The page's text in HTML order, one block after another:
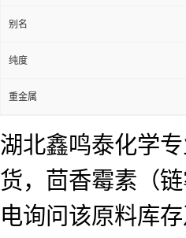
别名
纯度
重金属
湖北鑫鸣泰化学
货，茴香霉素（
电询问该原料库存